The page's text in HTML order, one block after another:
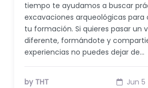
tiempo te ayudamos a buscar
excavaciones arqueológicas
tu formación. Si quieres pasar un
diferente, formándote y
experiencias no puedes dejar de…
by THT Jun 5